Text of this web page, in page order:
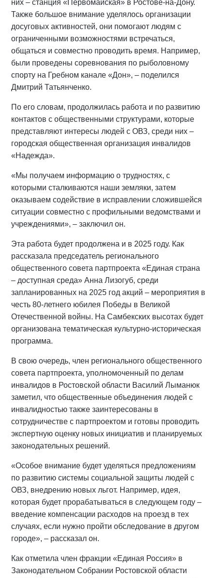
них – станция «Первомайская» в Ростове-на-Дону.
Также большое внимание уделялось организации
досуговых активностей, они помогают людям с
ограниченными возможностями встречаться,
общаться и совместно проводить время. Например,
были проведены соревнования по рыболовному
спорту на Гребном канале «Дон», – поделился
Дмитрий Татьянченко.
По его словам, продолжилась работа и по развитию
контактов с общественными структурами, которые
представляют интересы людей с ОВЗ, среди них –
городская общественная организация инвалидов
«Надежда».
«Мы получаем информацию о трудностях, с
которыми сталкиваются наши земляки, затем
оказываем содействие в исправлении сложившейся
ситуации совместно с профильными ведомствами и
учреждениями», – заключил он.
Эта работа будет продолжена и в 2025 году. Как
рассказала председатель регионального
общественного совета партпроекта «Единая страна
– доступная среда» Анна Лизогуб, среди
запланированных на 2025 год акций – мероприятия в
честь 80-летнего юбилея Победы в Великой
Отечественной войны. На Самбекских высотах будет
организована тематическая культурно-историческая
программа.
В свою очередь, член регионального общественного
совета партпроекта, уполномоченный по делам
инвалидов в Ростовской области Василий Лыманюк
заметил, что общественные объединения людей с
инвалидностью также заинтересованы в
сотрудничестве с партпроектом и готовы проводить
экспертную оценку новых инициатив и планируемых
законодательных решений.
«Особое внимание будет уделяться предложениям
по развитию системы социальной защиты людей с
ОВЗ, внедрению новых льгот. Например, идея,
которая будет прорабатываться в следующем году –
введение компенсации расходов на проезд в тех
случаях, если нужно пройти обследование в другом
городе», – рассказал он.
Как отметила член фракции «Единая Россия» в
Законодательном Собрании Ростовской области